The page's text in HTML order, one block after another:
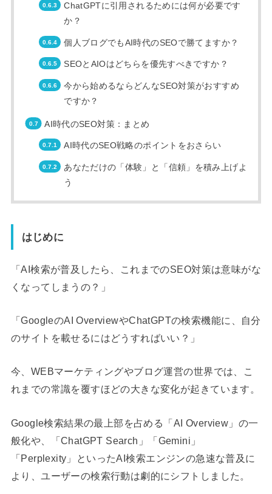
ChatGPTに引用されるためには何が必要です
か？
個人ブログでもAI時代のSEOで勝てますか？
SEOとAIOはどちらを優先すべきですか？
今から始めるならどんなSEO対策がおすすめ
ですか？
AI時代のSEO対策：まとめ
AI時代のSEO戦略のポイントをおさらい
あなただけの「体験」と「信頼」を積み上げよ
う
はじめに
「AI検索が普及したら、これまでのSEO対策は意味がな
くなってしまうの？」
「GoogleのAI OverviewやChatGPTの検索機能に、自分
のサイトを載せるにはどうすればいい？」
今、WEBマーケティングやブログ運営の世界では、こ
れまでの常識を覆すほどの大きな変化が起きています。
Google検索結果の最上部を占める「AI Overview」の一
般化や、「ChatGPT Search」「Gemini」
「Perplexity」といったAI検索エンジンの急速な普及に
より、ユーザーの検索行動は劇的にシフトしました。